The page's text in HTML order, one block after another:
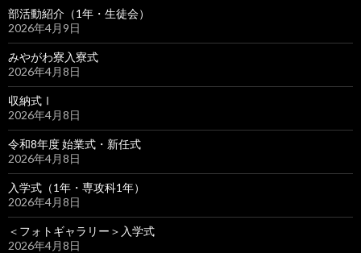
部活動紹介（1年・生徒会）
2026年4月9日
みやがわ寮入寮式
2026年4月8日
収納式Ⅰ
2026年4月8日
令和8年度 始業式・新任式
2026年4月8日
入学式（1年・専攻科1年）
2026年4月8日
＜フォトギャラリー＞入学式
2026年4月8日